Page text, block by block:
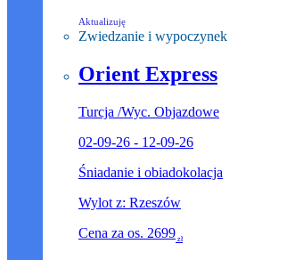
Aktualizuję
Zwiedzanie i wypoczynek
Orient Express
Turcja /Wyc. Objazdowe
02-09-26 - 12-09-26
Śniadanie i obiadokolacja
Wylot z: Rzeszów
Cena za os. 2699 zł